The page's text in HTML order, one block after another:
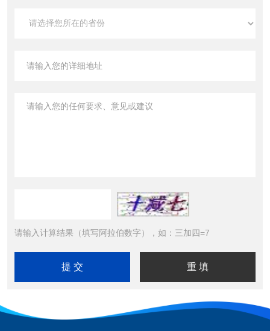
请输入计算结果（填写阿拉伯数字），如：三加四=7